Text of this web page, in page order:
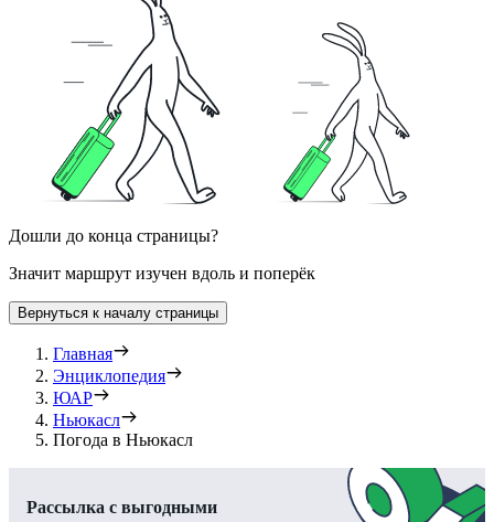
Дошли до конца страницы?
Значит маршрут изучен вдоль и поперёк
Вернуться к началу страницы
Главная
Энциклопедия
ЮАР
Ньюкасл
Погода в Ньюкасл
Рассылка с выгодными